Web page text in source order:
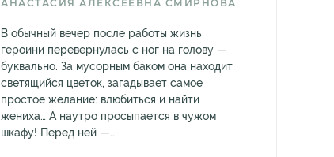
АНАСТАСИЯ АЛЕКСЕЕВНА СМИРНОВА
В обычный вечер после работы жизнь
героини перевернулась с ног на голову —
буквально. За мусорным баком она находит
светящийся цветок, загадывает самое
простое желание: влюбиться и найти
жениха… А наутро просыпается в чужом
шкафу! Перед ней —...